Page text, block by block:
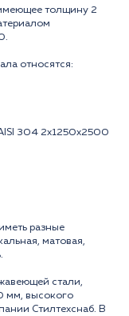
толщину 2
относятся:
304 2x1250x2500
разные
матовая,
стали,
мм, высокого
Стилтехснаб. В